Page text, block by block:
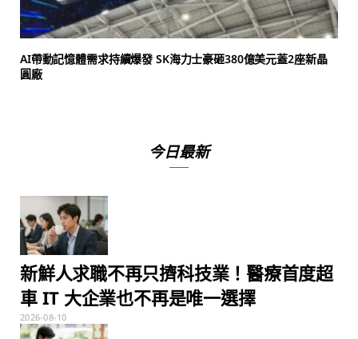
AI帶動記憶體需求持續爆發 SK海力士豪砸380億美元蓋2座新晶
圓廠
今日最新
新鮮人求職不再只擠科技業！醫療首度超
車 IT 大企業也不再是唯一選擇
2026-08-10